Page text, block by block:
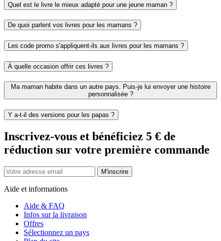
Quel est le livre le mieux adapté pour une jeune maman ?
De quoi parlent vos livres pour les mamans ?
Les code promo s'appliquent-ils aux livres pour les mamans ?
À quelle occasion offrir ces livres ?
Ma maman habite dans un autre pays. Puis-je lui envoyer une histoire
personnalisée ?
Y a-t-il des versions pour les papas ?
Inscrivez-vous et bénéficiez 5 € de
réduction sur votre première commande
M'inscrire
Aide et informations
Aide & FAQ
Infos sur la livraison
Offres
Sélectionnez un pays